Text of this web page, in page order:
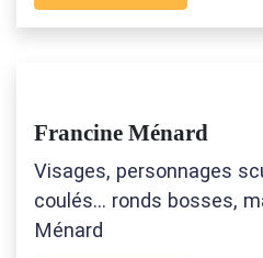
Francine Ménard
Visages, personnages
coulés... ronds bosses,
Ménard